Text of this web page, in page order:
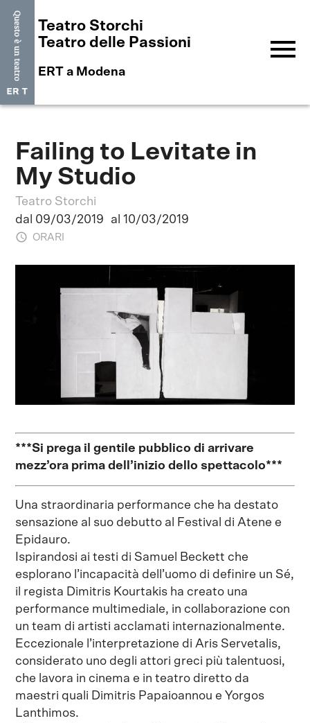
Teatro Storchi
Teatro delle Passioni
ERT a Modena
menu
Failing to Levitate in
My Studio
Teatro Storchi
dal 09/03/2019
al 10/03/2019
ORARI
***Si prega il gentile pubblico di arrivare
mezz’ora prima dell’inizio dello spettacolo***
Una straordinaria performance che ha destato
sensazione al suo debutto al Festival di Atene e
Epidauro.
Ispirandosi ai testi di Samuel Beckett che
esplorano l’incapacità dell’uomo di definire un Sé,
il regista Dimitris Kourtakis ha creato una
performance multimediale, in collaborazione con
un team di artisti acclamati internazionalmente.
Eccezionale l’interpretazione di Aris Servetalis,
considerato uno degli attori greci più talentuosi,
che lavora in cinema e in teatro diretto da
maestri quali Dimitris Papaioannou e Yorgos
Lanthimos.